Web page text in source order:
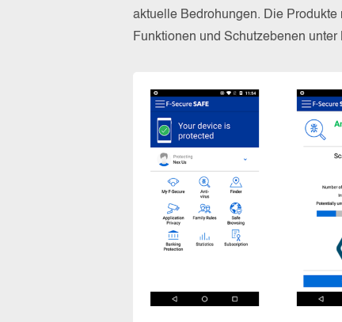
aktuelle Bedrohungen. Die
Funktionen und Schutzebenen unter